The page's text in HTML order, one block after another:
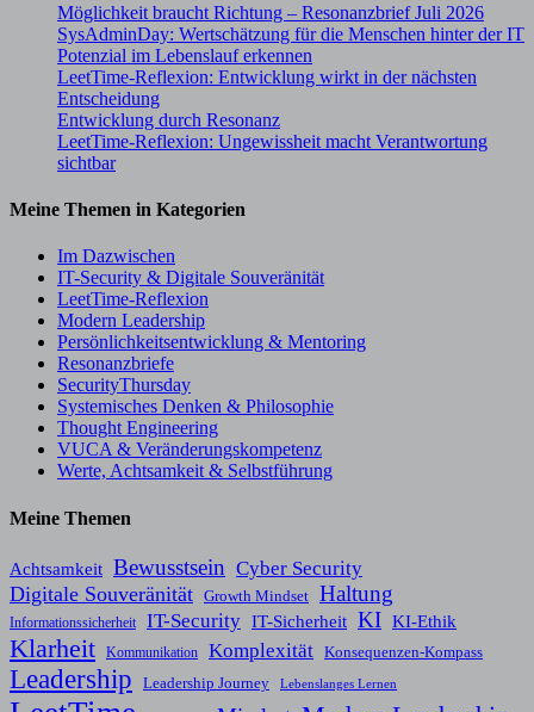
Möglichkeit braucht Richtung – Resonanzbrief Juli 2026
SysAdminDay: Wertschätzung für die Menschen hinter der IT
Potenzial im Lebenslauf erkennen
LeetTime-Reflexion: Entwicklung wirkt in der nächsten
Entscheidung
Entwicklung durch Resonanz
LeetTime-Reflexion: Ungewissheit macht Verantwortung
sichtbar
Meine Themen in Kategorien
Im Dazwischen
IT-Security & Digitale Souveränität
LeetTime-Reflexion
Modern Leadership
Persönlichkeitsentwicklung & Mentoring
Resonanzbriefe
SecurityThursday
Systemisches Denken & Philosophie
Thought Engineering
VUCA & Veränderungskompetenz
Werte, Achtsamkeit & Selbstführung
Meine Themen
Achtsamkeit Bewusstsein Cyber Security
Digitale Souveränität Growth Mindset Haltung
Informationssicherheit IT-Security IT-Sicherheit KI KI-Ethik
Klarheit Kommunikation Komplexität Konsequenzen-Kompass
Leadership Leadership Journey Lebenslanges Lernen